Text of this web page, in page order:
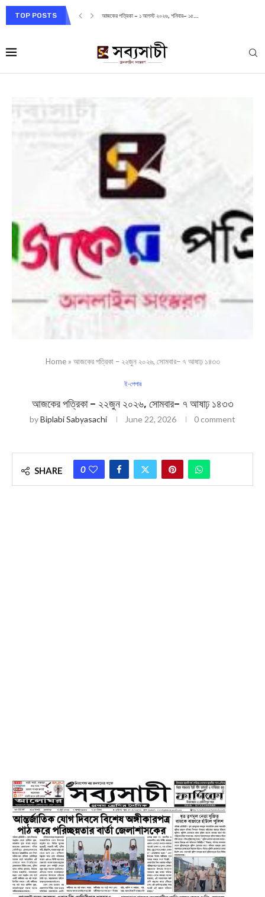
TOP POSTS আজকের পত্রিকা – ১ আগস্ট ২০২৬, শনিবার– ১৫...
Home» আজকের পত্রিকা – ২২জুন ২০২৬, সোমবার– ৭ আষাঢ় ১৪৩৩
ই-পেপার
আজকের পত্রিকা – ২২জুন ২০২৬, সোমবার– ৭ আষাঢ় ১৪৩৩
byBiplabi Sabyasachi June 22, 2026 0 comment
SHARE 0